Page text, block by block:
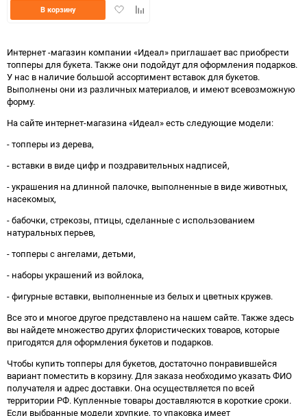
ДобавитьДобавить
В корзину
Интернет -магазин компании «Идеал» приглашает вас приобрести
топперы для букета. Также они подойдут для оформления подарков.
У нас в наличие большой ассортимент вставок для букетов.
Выполнены они из различных материалов, и имеют всевозможную
форму.
На сайте интернет-магазина «Идеал» есть следующие модели:
- топперы из дерева,
- вставки в виде цифр и поздравительных надписей,
- украшения на длинной палочке, выполненные в виде животных,
насекомых,
- бабочки, стрекозы, птицы, сделанные с использованием
натуральных перьев,
- топперы с ангелами, детьми,
- наборы украшений из войлока,
- фигурные вставки, выполненные из белых и цветных кружев.
Все это и многое другое представлено на нашем сайте. Также здесь
вы найдете множество других флористических товаров, которые
пригодятся для оформления букетов и подарков.
Чтобы купить топперы для букетов, достаточно понравившейся
вариант поместить в корзину. Для заказа необходимо указать ФИО
получателя и адрес доставки. Она осуществляется по всей
территории РФ. Купленные товары доставляются в короткие сроки.
Если выбранные модели хрупкие, то упаковка имеет